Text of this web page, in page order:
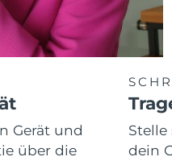
Gerät und
über die
Stelle
dein